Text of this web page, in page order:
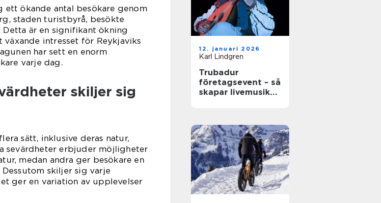
ett ökande antal besökare genom
staden turistbyrå, besökte
är en signifikant ökning
intresset för Reykjaviks
har sett en enorm
varje dag.
skiljer sig
sätt, inklusive deras natur,
sevärdheter erbjuder möjligheter
medan andra ger besökare en
skiljer sig varje
ger en variation av upplevelser
12. januari 2026
Karl Lindgren
Trubadur
företagsevent – så
skapar livemusik